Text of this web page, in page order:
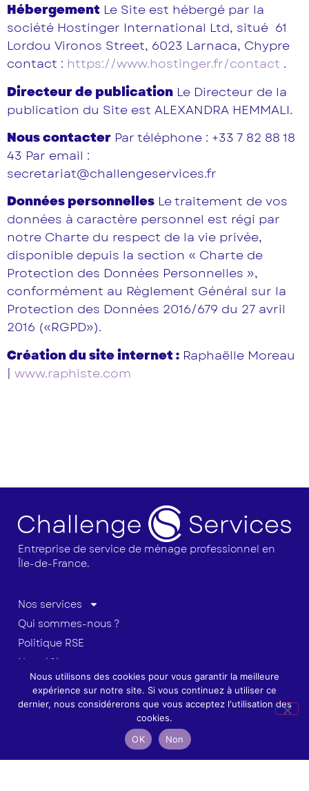
Hébergement Le Site est hébergé par la
société Hostinger International Ltd, situé 61
Lordou Vironos Street, 6023 Larnaca, Chypre
contact : https://www.hostinger.fr/contact .
Directeur de publication Le Directeur de la
publication du Site est ALEXANDRA HEMMALI.
Nous contacter Par téléphone : +33 7 82 88 18
43 Par email :
secretariat@challengeservices.fr
Données personnelles Le traitement de vos
données à caractère personnel est régi par
notre Charte du respect de la vie privée,
disponible depuis la section « Charte de
Protection des Données Personnelles »,
conformément au Règlement Général sur la
Protection des Données 2016/679 du 27 avril
2016 («RGPD»).
Création du site internet : Raphaëlle Moreau
| www.raphiste.com
Entreprise de service de ménage professionnel en
Île-de-France.
Nos services
Qui sommes-nous ?
Politique RSE
Nos références
Contact
07 66 79 84 77
contact@challengeservices.fr
Nous utilisons des cookies pour vous garantir la meilleure
expérience sur notre site. Si vous continuez à utiliser ce
dernier, nous considérerons que vous acceptez l'utilisation des
cookies.
OK
Non